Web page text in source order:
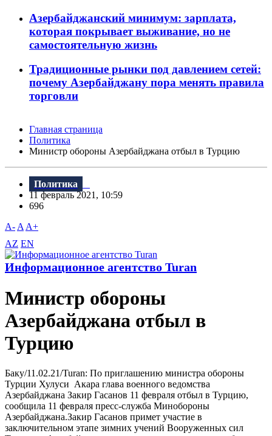
Азербайджанский минимум: зарплата,
которая покрывает выживание, но не
самостоятельную жизнь
Традиционные рынки под давлением сетей:
почему Азербайджану пора менять правила
торговли
Главная страница
Политика
Министр обороны Азербайджана отбыл в Турцию
Политика
11 февраль 2021, 10:59
696
A- A A+
AZ EN
Информационное агентство Turan
Министр обороны
Азербайджана отбыл в
Турцию
Баку/11.02.21/Turan: По приглашению министра обороны
Турции Хулуси Акара глава военного ведомства
Азербайджана Закир Гасанов 11 февраля отбыл в Турцию,
сообщила 11 февраля пресс-служба Минобороны
Азербайджана.Закир Гасанов примет участие в
заключительном этапе зимних учений Вооруженных сил